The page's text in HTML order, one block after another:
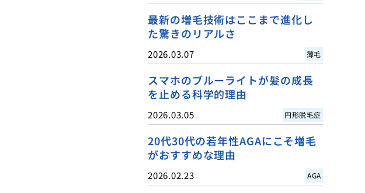
最新の増毛技術はここまで進化し
た驚きのリアルさ
2026.03.07 薄毛
スマホのブルーライトが髪の成長
を止める科学的理由
2026.03.05 円形脱毛症
20代30代の若年性AGAにこそ増毛
がおすすめな理由
2026.02.23 AGA